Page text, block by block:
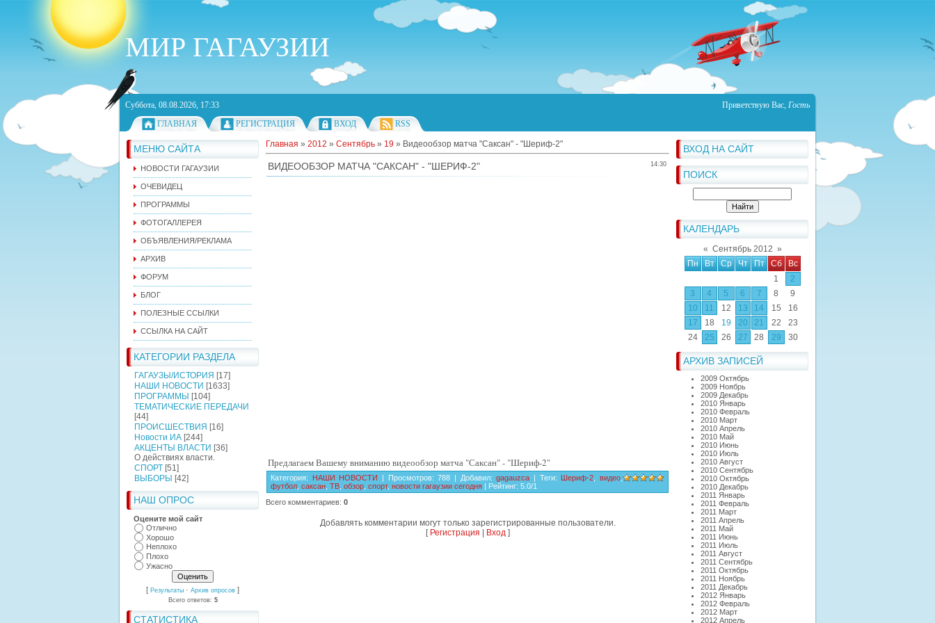
МИР ГАГАУЗИИ
Суббота, 08.08.2026, 17:33 Приветствую Вас, Гость
ГЛАВНАЯ
РЕГИСТРАЦИЯ ВХОД RSS
МЕНЮ САЙТА
НОВОСТИ ГАГАУЗИИ
ОЧЕВИДЕЦ
ПРОГРАММЫ
ФОТОГАЛЛЕРЕЯ
ОБЪЯВЛЕНИЯ/РЕКЛАМА
АРХИВ
ФОРУМ
БЛОГ
ПОЛЕЗНЫЕ ССЫЛКИ
ССЫЛКА НА САЙТ
КАТЕГОРИИ РАЗДЕЛА
ГАГАУЗЫ/ИСТОРИЯ [17]
НАШИ НОВОСТИ [1633]
ПРОГРАММЫ [104]
ТЕМАТИЧЕСКИЕ ПЕРЕДАЧИ
[44]
ПРОИСШЕСТВИЯ [16]
Новости ИА [244]
АКЦЕНТЫ ВЛАСТИ [36]
О действиях власти.
СПОРТ [51]
ВЫБОРЫ [42]
НАШ ОПРОС
Оцените мой сайт
Отлично
Хорошо
Неплохо
Плохо
Ужасно
[ Результаты · Архив опросов ]
Всего ответов: 5
СТАТИСТИКА
ВХОД НА САЙТ
ПОИСК
КАЛЕНДАРЬ
« Сентябрь 2012 »
Пн
Вт Ср Чт Пт Сб
Вс
1
2
3
4 5 6 7 8
9
10
11 12 13 14 15
16
17
18 19 20 21 22
23
24
25 26 27 28 29 30
АРХИВ ЗАПИСЕЙ
2009 Октябрь
2009 Ноябрь
2009 Декабрь
2010 Январь
2010 Февраль
2010 Март
2010 Апрель
2010 Май
2010 Июнь
2010 Июль
2010 Август
2010 Сентябрь
2010 Октябрь
2010 Декабрь
2011 Январь
2011 Февраль
2011 Март
2011 Апрель
2011 Май
2011 Июнь
2011 Июль
2011 Август
2011 Сентябрь
2011 Октябрь
2011 Ноябрь
2011 Декабрь
2012 Январь
2012 Февраль
2012 Март
2012 Апрель
Главная » 2012 » Сентябрь » 19 » Видеообзор матча "Саксан" - "Шериф-2"
14:30
ВИДЕООБЗОР МАТЧА "САКСАН" - "ШЕРИФ-2"
Предлагаем Вашему вниманию видеообзор матча "Саксан" - "Шериф-2"
Категория: НАШИ НОВОСТИ | Просмотров: 788 | Добавил: gagauzca | Теги: Шериф-2 ,видео ,
футбол саксан ТВ обзор спорт, новости гагаузии сегодня | Рейтинг: 5.0/1
Всего комментариев: 0
Добавлять комментарии могут только зарегистрированные пользователи.
[ Регистрация Вход]